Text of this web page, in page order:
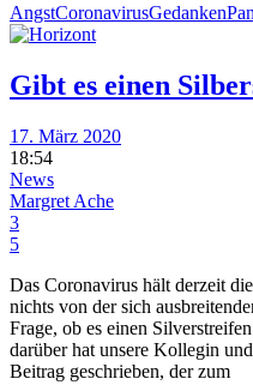
AngstCoronavirusGedanken
Gibt es einen
17. März 2020
18:54
News
Margret Ache
3
5
Das Coronavirus hält derzeit
nichts von der sich
Frage, ob es einen
darüber hat unsere Kollegin
Beitrag geschrieben, der zum